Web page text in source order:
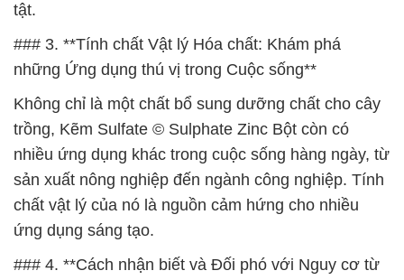
tật.
### 3. **Tính chất Vật lý Hóa chất: Khám phá
những Ứng dụng thú vị trong Cuộc sống**
Không chỉ là một chất bổ sung dưỡng chất cho cây
trồng, Kẽm Sulfate © Sulphate Zinc Bột còn có
nhiều ứng dụng khác trong cuộc sống hàng ngày, từ
sản xuất nông nghiệp đến ngành công nghiệp. Tính
chất vật lý của nó là nguồn cảm hứng cho nhiều
ứng dụng sáng tạo.
### 4. **Cách nhận biết và Đối phó với Nguy cơ từ